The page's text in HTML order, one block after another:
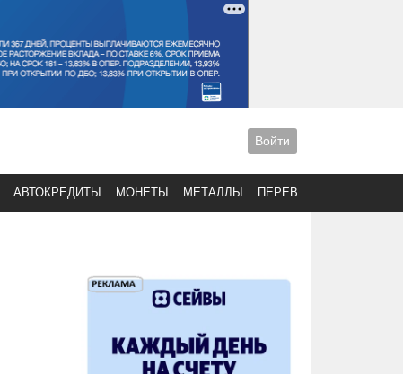
Войти
АВТОКРЕДИТЫ МОНЕТЫ МЕТАЛЛЫ ПЕРЕВОДЫ